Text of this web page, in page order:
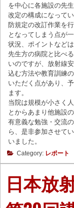
を中心に各施設の先
改定の構成になって
防規定の改訂作業を
となってしまう点が
状況、ポイントなど
先生方の病院と比べ
いのですが、放射線
込む方法や教育訓練
いただく点があり、
ます。
当院は規模が小さく
とからあまり他施設
有意義な勉強・交流
ら、是非参加させて
いました。
Category: レポート
日本放